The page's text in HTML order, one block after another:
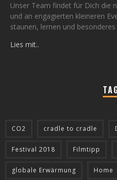
Unser Team findet für Dich die
und an engagierten kleineren
staunen, lernen und
Lies mit..
CO2 cradle to cradle
Festival 2018 Filmtipp
globale Erwärmung Home